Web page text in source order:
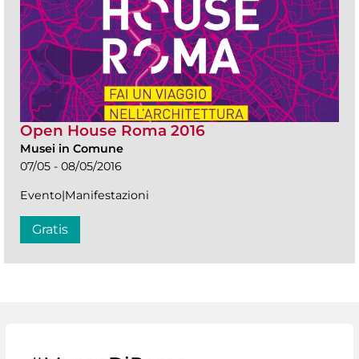
Open House Roma 2016
Musei in Comune
07/05 - 08/05/2016
Evento|Manifestazioni
Gratis